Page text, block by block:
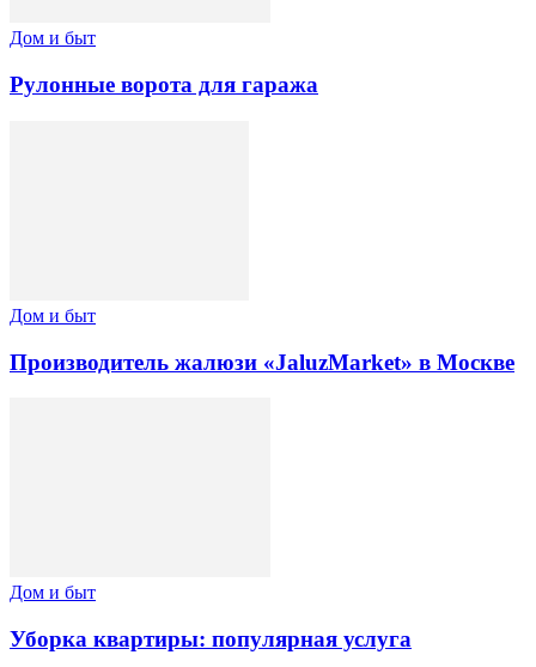
Дом и быт
Рулонные ворота для гаража
Дом и быт
Производитель жалюзи «JaluzMarket» в Москве
Дом и быт
Уборка квартиры: популярная услуга